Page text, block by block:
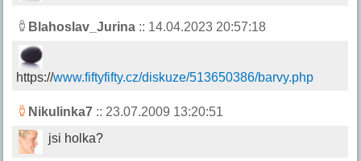
Blahoslav_Jurina :: 14.04.2023 20:57:18
https://www.fiftyfifty.cz/diskuze/513650386/barvy.php
Nikulinka7 :: 23.07.2009 13:20:51
jsi holka?